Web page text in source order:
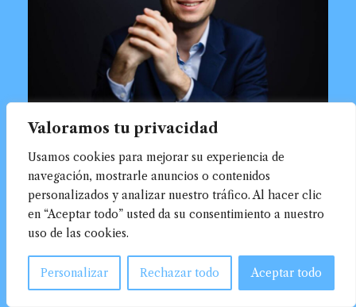
Valoramos tu privacidad
Usamos cookies para mejorar su experiencia de
navegación, mostrarle anuncios o contenidos
personalizados y analizar nuestro tráfico. Al hacer clic
en “Aceptar todo” usted da su consentimiento a nuestro
uso de las cookies.
Personalizar Rechazar todo Aceptar todo